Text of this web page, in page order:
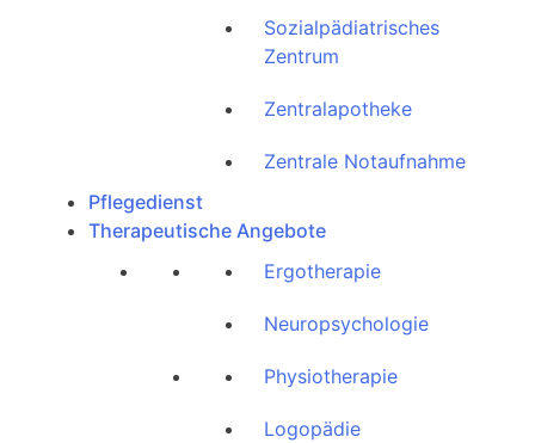
Sozialpädiatrisches
Zentrum
Zentralapotheke
Zentrale Notaufnahme
Pflegedienst
Therapeutische Angebote
Ergotherapie
Neuropsychologie
Physiotherapie
Logopädie